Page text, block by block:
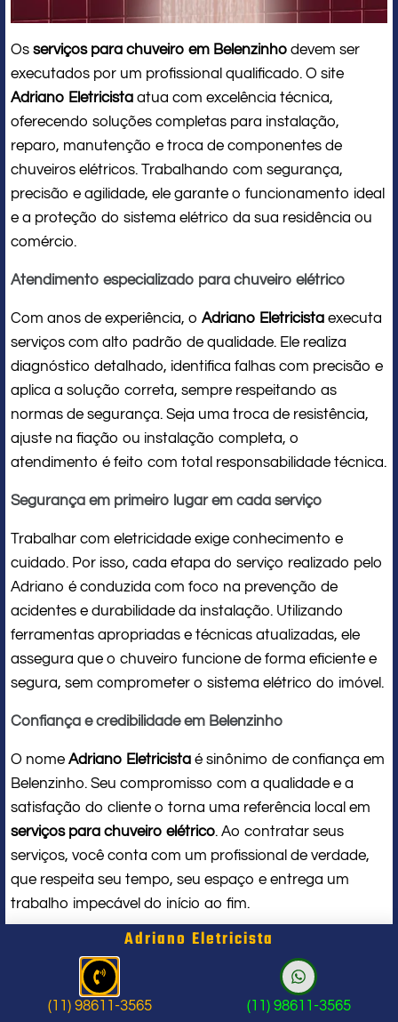
Os serviços para chuveiro em Belenzinho devem ser
executados por um profissional qualificado. O site
Adriano Eletricista atua com excelência técnica,
oferecendo soluções completas para instalação,
reparo, manutenção e troca de componentes de
chuveiros elétricos. Trabalhando com segurança,
precisão e agilidade, ele garante o funcionamento ideal
e a proteção do sistema elétrico da sua residência ou
comércio.
Atendimento especializado para chuveiro elétrico
Com anos de experiência, o Adriano Eletricista executa
serviços com alto padrão de qualidade. Ele realiza
diagnóstico detalhado, identifica falhas com precisão e
aplica a solução correta, sempre respeitando as
normas de segurança. Seja uma troca de resistência,
ajuste na fiação ou instalação completa, o
atendimento é feito com total responsabilidade técnica.
Segurança em primeiro lugar em cada serviço
Trabalhar com eletricidade exige conhecimento e
cuidado. Por isso, cada etapa do serviço realizado pelo
Adriano é conduzida com foco na prevenção de
acidentes e durabilidade da instalação. Utilizando
ferramentas apropriadas e técnicas atualizadas, ele
assegura que o chuveiro funcione de forma eficiente e
segura, sem comprometer o sistema elétrico do imóvel.
Confiança e credibilidade em Belenzinho
O nome Adriano Eletricista é sinônimo de confiança em
Belenzinho. Seu compromisso com a qualidade e a
satisfação do cliente o torna uma referência local em
serviços para chuveiro elétrico. Ao contratar seus
serviços, você conta com um profissional de verdade,
que respeita seu tempo, seu espaço e entrega um
trabalho impecável do início ao fim.
Problema com chuveiro: sinais que
indicam a hora de chamar um
profissional
Adriano Eletricista
(11) 98611-3565 (11) 98611-3565